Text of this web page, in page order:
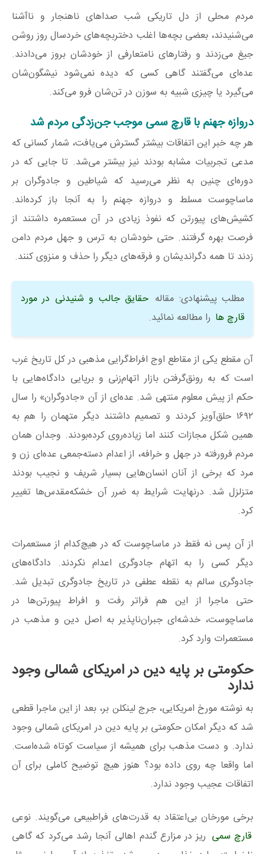
مردم محلی از دل تاریکی شب صداهای ناهنجار و ناآشنا
می‌شنیدند، بعضی بچه‌ها اغلب دختربچه‌های خردسال روز روشن
جیغ می‌زدند و رفتارهای نامتعارفی از خودشان بروز می‌دادند.
عده‌ای می‌گفتند گاهی کسی که دیده نمی‌شود نیشگون‌شان
می‌گیرد یا چیزی شبیه به سوزن در تن‌شان فرو می‌کند.
دروازه جهنم با قارچ سمی موجب جن‌زدگی مردم شد
هر چه خبر این اتفاقات بیشتر گسترش می‌یافت، شمار کسانی که
مدعی تجربیات مشابه بودند نیز بیشتر می‌شد. تا جایی که در
دوره‌ای چنین به نظر می‌رسید که شیاطین و جادوگران بر
ماساچوست مسلط و دروازه جهنم را به آنجا باز کرده‌اند.
کشیش‌های پیورتن که نفوذ زیادی در آن مستعمره داشتند از
فرصت بهره گرفتند. حتی خودشان به ترس و جهل مردم دامن
زدند تا همه دگراندیشان و فرقه‌های دیگر را حذف و منزوی کنند.
مطلب پیشنهادی: مقاله حقایق جالب و شنیدنی در مورد
قارچ ها را مطالعه نمائید.
آن مقطع یکی از مقاطع اوج افراط‌گرایی مذهبی در کل تاریخ غرب
است که به رونق‌گرفتن بازار اتهام‌زنی و برپایی دادگاه‌هایی با
حکم از پیش معلوم منتهی شد. عده‌ای از آن «جادوگران» را سال
۱۶۹۲ حلق‌آویز کردند و تصمیم داشتند دیگر متهمان را هم به
همین شکل مجازات کنند اما زیاده‌روی کرده‌بودند. وجدان همان
مردم فرورفته در جهل و خرافه، از اعدام دسته‌جمعی عده‌ای زن و
مرد که برخی از آنان انسان‌هایی بسیار شریف و نجیب بودند
متزلزل شد. درنهایت شرایط به ضرر آن خشکه‌مقدس‌ها تغییر
کرد.
از آن پس نه فقط در ماساچوست که در هیچ‌کدام از مستعمرات
دیگر کسی را به اتهام جادوگری اعدام نکردند. دادگاه‌های
جادوگری سالم به نقطه عطفی در تاریخ جادوگری تبدیل شد.
حتی ماجرا از این هم فراتر رفت و افراط پیورتن‌ها در
ماساچوست، خدشه‌ای جبران‌ناپذیر به اصل دین و مذهب در
مستعمرات وارد کرد.
حکومتی بر پایه دین در امریکای شمالی وجود
ندارد
به نوشته مورخ امریکایی، جرج لینکلن بر، بعد از این ماجرا قطعی
شد که دیگر امکان حکومتی بر پایه دین در امریکای شمالی وجود
ندارد. و دست مذهب برای همیشه از سیاست کوتاه شده‌است.
اما واقعا چه روی داده بود؟ هنوز هیچ توضیح کاملی برای آن
اتفاقات عجیب وجود ندارد.
برخی مورخان بی‌اعتقاد به قدرت‌های فراطبیعی می‌گویند. نوعی
قارچ سمی ریز در مزارع گندم اهالی آنجا رشد می‌کرد که گاهی